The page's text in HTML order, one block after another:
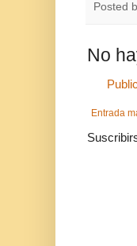
Posted
No
Entrada